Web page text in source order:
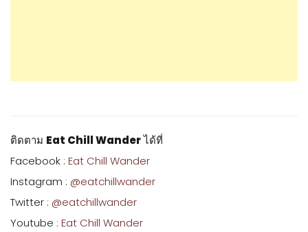
ติดตาม Eat Chill Wanderได้ที่
Facebook : Eat Chill Wander
Instagram : @eatchillwander
Twitter : @eatchillwander
Youtube : Eat Chill Wander